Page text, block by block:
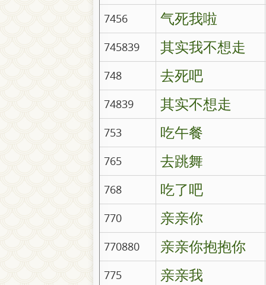
7456 气死我啦
745839 其实我不想走
748 去死吧
74839 其实不想走
753 吃午餐
765 去跳舞
768 吃了吧
770 亲亲你
770880 亲亲你抱抱你
775 亲亲我